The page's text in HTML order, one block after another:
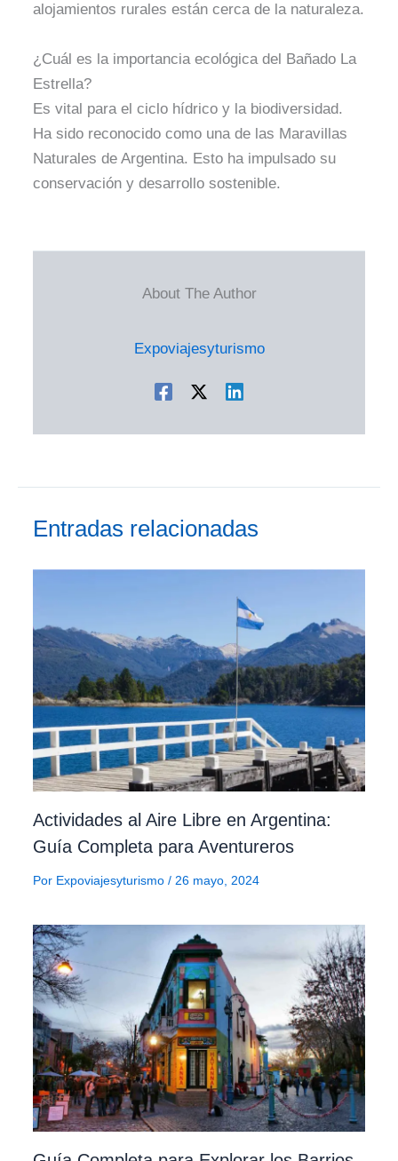
alojamientos rurales están cerca de la naturaleza.
¿Cuál es la importancia ecológica del Bañado La
Estrella?
Es vital para el ciclo hídrico y la biodiversidad.
Ha sido reconocido como una de las Maravillas
Naturales de Argentina. Esto ha impulsado su
conservación y desarrollo sostenible.
About The Author
Expoviajesyturismo
Entradas relacionadas
Actividades al Aire Libre en Argentina:
Guía Completa para Aventureros
Por Expoviajesyturismo / 26 mayo, 2024